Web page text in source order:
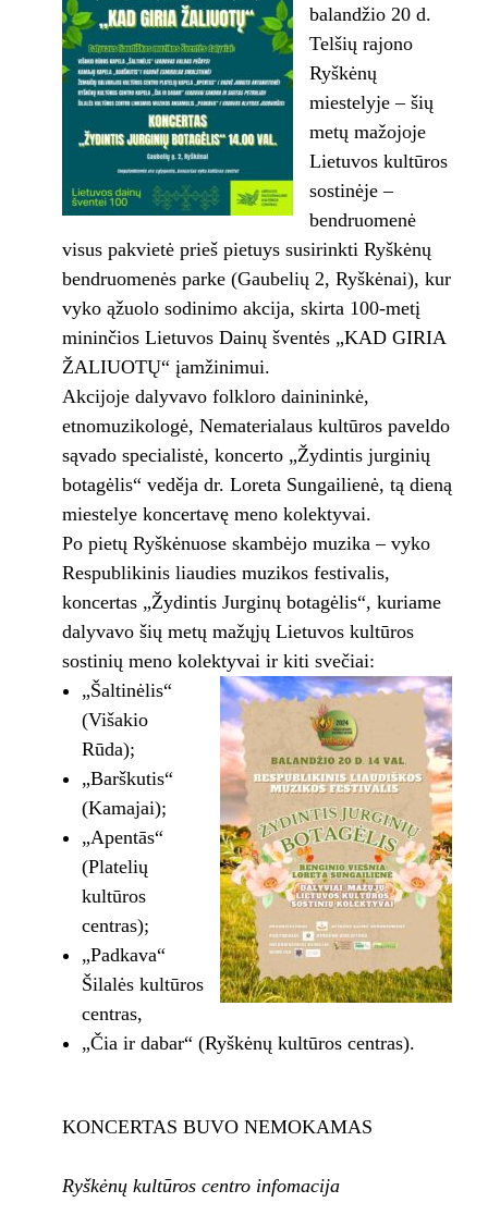
balandžio 20 d.
Telšių rajono
Ryškėnų
miestelyje – šių
metų mažojoje
Lietuvos kultūros
sostinėje –
bendruomenė
visus pakvietė prieš pietuys susirinkti Ryškėnų
bendruomenės parke (Gaubelių 2, Ryškėnai), kur
vyko ąžuolo sodinimo akcija, skirta 100-metį
mininčios Lietuvos Dainų šventės „KAD GIRIA
ŽALIUOTŲ“ įamžinimui.
Akcijoje dalyvavo folkloro dainininkė,
etnomuzikologė, Nematerialaus kultūros paveldo
sąvado specialistė, koncerto „Žydintis jurginių
botagėlis“ veděja dr. Loreta Sungailienė, tą dieną
miestelye koncertavę meno kolektyvai.
Po pietų Ryškėnuose skambėjo muzika – vyko
Respublikinis liaudies muzikos festivalis,
koncertas „Žydintis Jurginų botagėlis“, kuriame
dalyvavo šių metų mažųjų Lietuvos kultūros
sostinių meno kolektyvai ir kiti svečiai:
„Šaltinėlis“
(Višakio
Rūda);
„Barškutis“
(Kamajai);
„Apentās“
(Platelių
kultūros
centras);
„Padkava“
Šilalės kultūros
centras,
„Čia ir dabar“ (Ryškėnų kultūros centras).
KONCERTAS BUVO NEMOKAMAS
Ryškėnų kultūros centro infomacija